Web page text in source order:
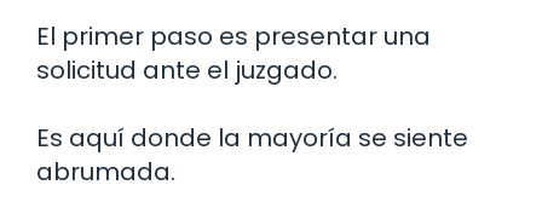
El primer paso es presentar una
solicitud ante el juzgado.
Es aquí donde la mayoría se siente
abrumada.